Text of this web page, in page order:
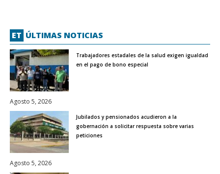
ET ÚLTIMAS NOTICIAS
Trabajadores estadales de la salud exigen igualdad
en el pago de bono especial
Agosto 5, 2026
Jubilados y pensionados acudieron a la
gobernación a solicitar respuesta sobre varias
peticiones
Agosto 5, 2026